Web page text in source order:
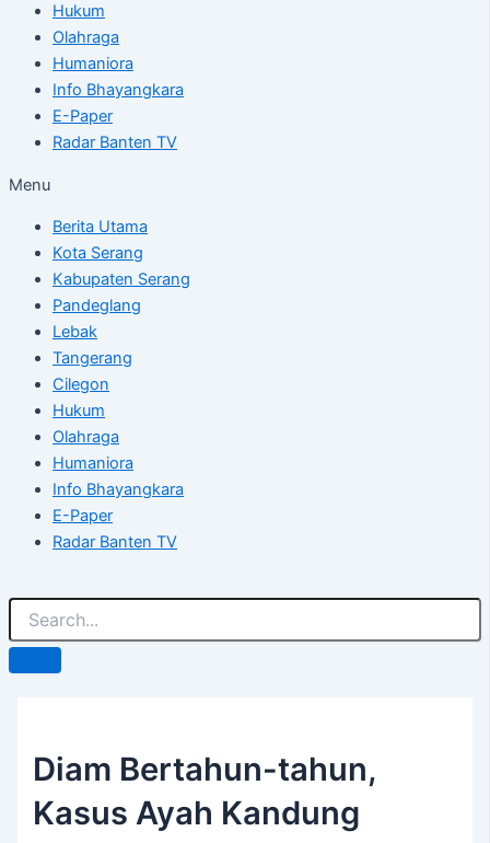
Hukum
Olahraga
Humaniora
Info Bhayangkara
E-Paper
Radar Banten TV
Menu
Berita Utama
Kota Serang
Kabupaten Serang
Pandeglang
Lebak
Tangerang
Cilegon
Hukum
Olahraga
Humaniora
Info Bhayangkara
E-Paper
Radar Banten TV
Diam Bertahun-tahun,
Kasus Ayah Kandung